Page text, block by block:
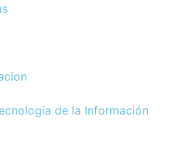
de la Información